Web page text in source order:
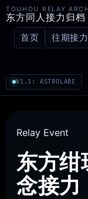
TOUHOU RELAY
东方同人接力归档
首页 往期接
V1.1: ASTROLABE
Relay Event
东方绀
念接力